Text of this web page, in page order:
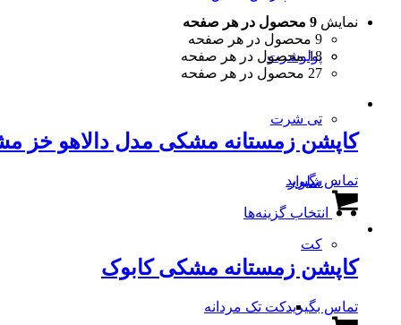
پولوشرت
تی شرت
شلوار
کت
کت تک مردانه
نمایش 9 محصول در هر صفحه
9 محصول در هر صفحه
18 محصول در هر صفحه
27 محصول در هر صفحه
کاپشن زمستانه مشکی مدل دالاهو خز
تماس بگیرید
انتخاب گزینه‌ها
مختلفی
می
باشد.
گزینه
کاپشن زمستانه مشکی کابوک
تماس بگیرید